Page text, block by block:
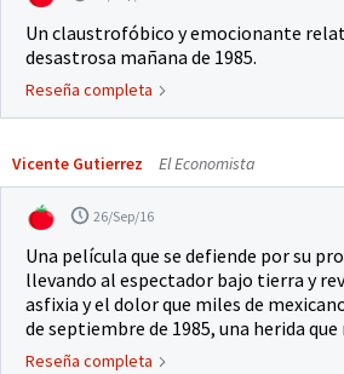
Un claustrofóbico y emocionante
desastrosa mañana de 1985.
Reseña completa
Vicente Gutierrez El Economista
26/Sep/16
Una película que se defiende por su
llevando al espectador bajo tierra y
asfixia y el dolor que miles de
de septiembre de 1985, una herida que
Reseña completa